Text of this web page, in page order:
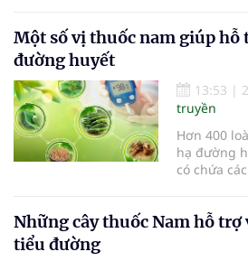
Một số vị thuốc nam giúp hỗ
đường huyết
13:53 |
truyền
Hơn 400
hạ đường
có chứa
Những cây thuốc Nam hỗ
tiểu đường